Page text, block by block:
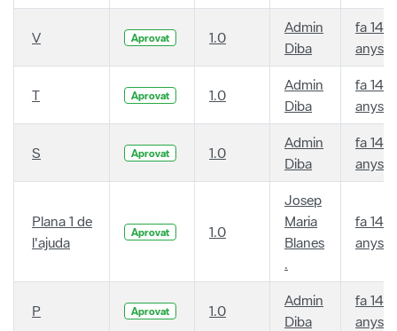
V Aprovat 1.0
Admin
Diba
fa 14
anys
T Aprovat 1.0
Admin
Diba
fa 14
anys
S Aprovat 1.0
Admin
Diba
fa 14
anys
Plana 1 de
l'ajuda
Aprovat 1.0
Josep
Maria
Blanes
.
fa 14
anys
P Aprovat 1.0
Admin
Diba
fa 14
anys